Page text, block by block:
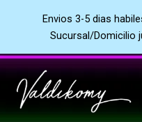
Envios 3-5 dias
Sucursal/Domicilio
al
contenido